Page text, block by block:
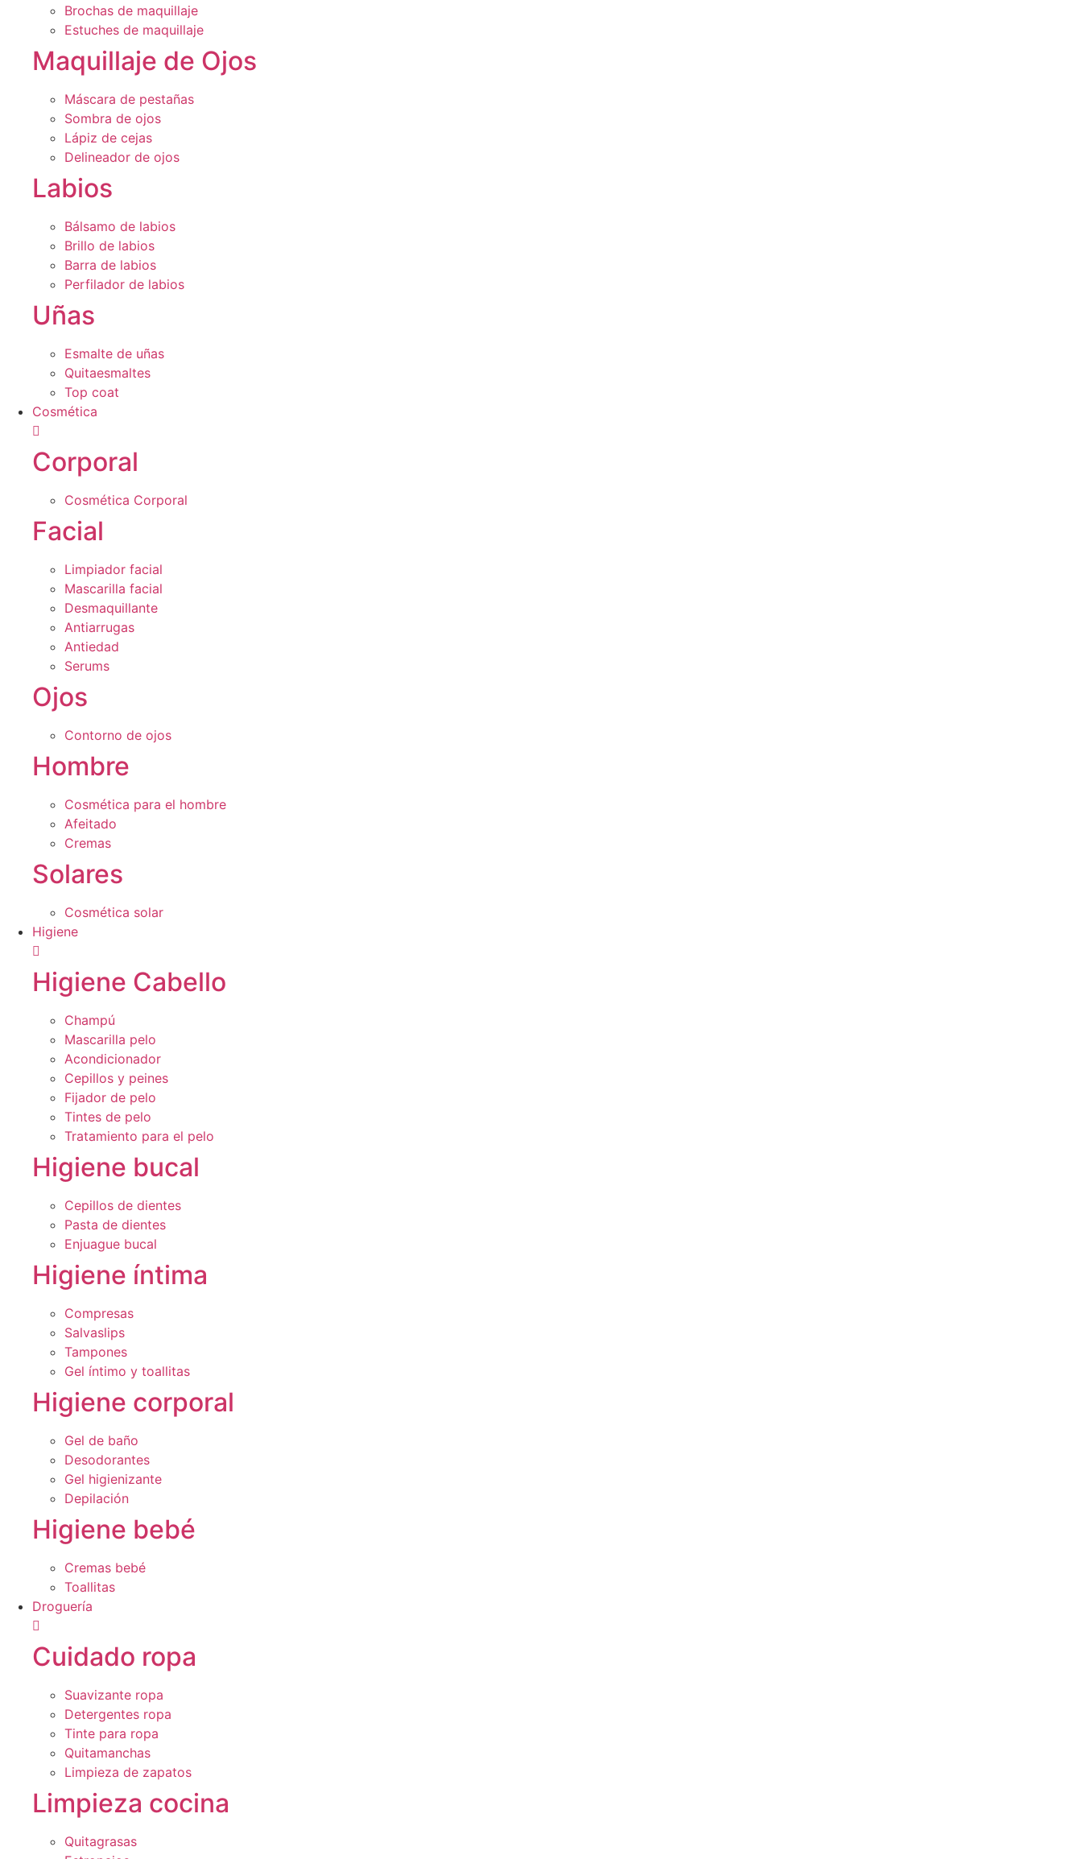
Brochas de maquillaje
Estuches de maquillaje
Maquillaje de Ojos
Máscara de pestañas
Sombra de ojos
Lápiz de cejas
Delineador de ojos
Labios
Bálsamo de labios
Brillo de labios
Barra de labios
Perfilador de labios
Uñas
Esmalte de uñas
Quitaesmaltes
Top coat
Cosmética
Corporal
Cosmética Corporal
Facial
Limpiador facial
Mascarilla facial
Desmaquillante
Antiarrugas
Antiedad
Serums
Ojos
Contorno de ojos
Hombre
Cosmética para el hombre
Afeitado
Cremas
Solares
Cosmética solar
Higiene
Higiene Cabello
Champú
Mascarilla pelo
Acondicionador
Cepillos y peines
Fijador de pelo
Tintes de pelo
Tratamiento para el pelo
Higiene bucal
Cepillos de dientes
Pasta de dientes
Enjuague bucal
Higiene íntima
Compresas
Salvaslips
Tampones
Gel íntimo y toallitas
Higiene corporal
Gel de baño
Desodorantes
Gel higienizante
Depilación
Higiene bebé
Cremas bebé
Toallitas
Droguería
Cuidado ropa
Suavizante ropa
Detergentes ropa
Tinte para ropa
Quitamanchas
Limpieza de zapatos
Limpieza cocina
Quitagrasas